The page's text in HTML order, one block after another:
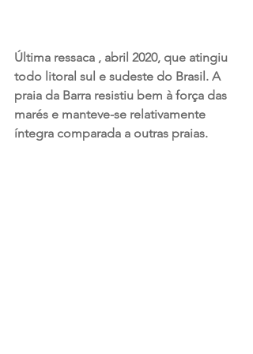
Última ressaca , abril 2020, que atingiu
todo litoral sul e sudeste do Brasil. A
praia da Barra resistiu bem à força das
marés e manteve-se relativamente
íntegra comparada a outras praias.